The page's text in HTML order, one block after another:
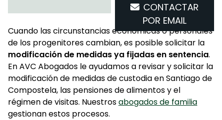
CONTACTAR
POR EMAIL
Cuando las circunstancias económicas o personales
de los progenitores cambian, es posible solicitar la
modificación de medidas ya fijadas en sentencia.
En AVC Abogados le ayudamos a revisar y solicitar la
modificación de medidas de custodia en Santiago de
Compostela, las pensiones de alimentos y el
régimen de visitas. Nuestrosabogados de familia
gestionan estos procesos.